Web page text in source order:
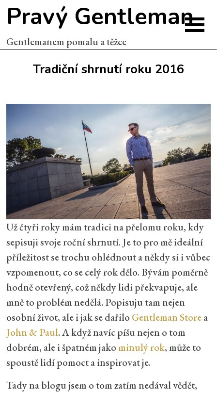
Pravý Gentleman
Gentlemanem pomalu a těžce
Tradiční shrnutí roku 2016
Už čtyři roky mám tradici na přelomu roku, kdy
sepisuji svoje roční shrnutí. Je to pro mě ideální
příležitost se trochu ohlédnout a někdy si i vůbec
vzpomenout, co se celý rok dělo. Bývám poměrně
hodně otevřený, což někdy lidi překvapuje, ale
mně to problém nedělá. Popisuju tam nejen
osobní život, ale i jak se dařilo Gentleman Storea
John & Paul. A když navíc píšu nejen o tom
dobrém, ale i špatném jakominulý rok, může to
spoustě lidí pomoct a inspirovat je.
Tady na blogu jsem o tom zatím nedával vědět,